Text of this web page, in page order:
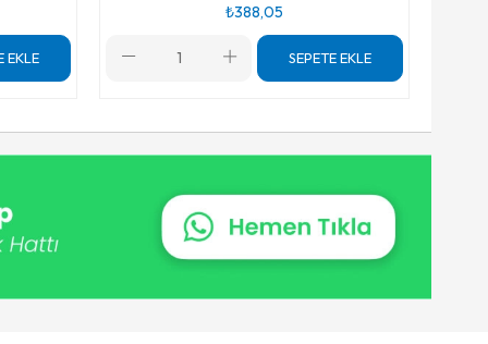
EKLE
₺388,05
SEPETE EKLE